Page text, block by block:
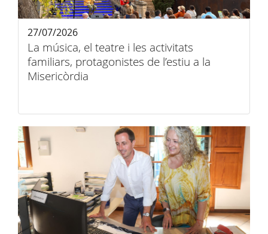
La música, el teatre i les activitats
familiars, protagonistes de l’estiu a la
Misericòrdia
27/07/2026